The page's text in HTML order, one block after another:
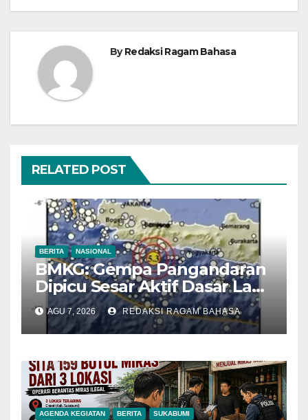
ByRedaksi Ragam Bahasa
RELATED POST
BERITA NASIONAL
BMKG: Gempa Pangandaran
Dipicu Sesar Aktif Dasar Laut,
Getarannya Terasa hingga
Sukabumi
AGU 7, 2026 REDAKSI RAGAM BAHASA
AGENDA KEGIATAN BERITA SUKABUMI